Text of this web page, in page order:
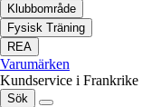
Klubbområde
Fysisk Träning
REA
Varumärken
Kundservice i Frankrike
Sök